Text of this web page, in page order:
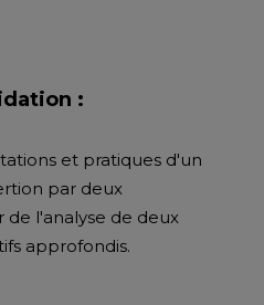
:
et pratiques d'un
par deux
de l'analyse de deux
approfondis.